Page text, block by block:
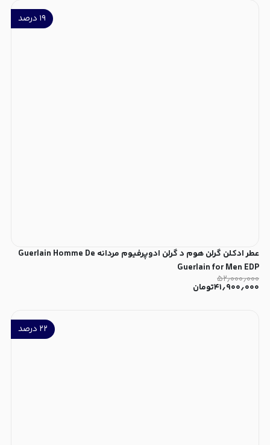
۱۹ درصد
عطر ادکلن گرلن هوم د گرلن ادوپرفیوم مردانه Guerlain Homme De
Guerlain for Men EDP
۵۲٫۰۰۰٫۰۰۰
۴۱٫۹۰۰٫۰۰۰تومان
۲۲ درصد